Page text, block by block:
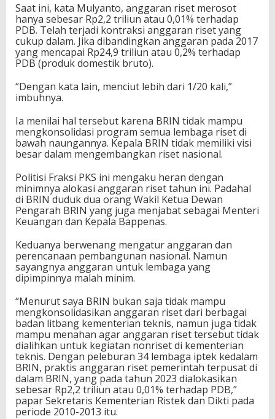
Saat ini, kata Mulyanto, anggaran riset merosot
hanya sebesar Rp2,2 triliun atau 0,01% terhadap
PDB. Telah terjadi kontraksi anggaran riset yang
cukup dalam. Jika dibandingkan anggaran pada 2017
yang mencapai Rp24,9 triliun atau 0,2% terhadap
PDB (produk domestik bruto).
“Dengan kata lain, menciut lebih dari 1/20 kali,”
imbuhnya.
Ia menilai hal tersebut karena BRIN tidak mampu
mengkonsolidasi program semua lembaga riset di
bawah naungannya. Kepala BRIN tidak memiliki visi
besar dalam mengembangkan riset nasional.
Politisi Fraksi PKS ini mengaku heran dengan
minimnya alokasi anggaran riset tahun ini. Padahal
di BRIN duduk dua orang Wakil Ketua Dewan
Pengarah BRIN yang juga menjabat sebagai Menteri
Keuangan dan Kepala Bappenas.
Keduanya berwenang mengatur anggaran dan
perencanaan pembangunan nasional. Namun
sayangnya anggaran untuk lembaga yang
dipimpinnya malah minim.
“Menurut saya BRIN bukan saja tidak mampu
mengkonsolidasikan anggaran riset dari berbagai
badan litbang kementerian teknis, namun juga tidak
mampu menahan agar anggaran riset tersebut tidak
dialihkan untuk kegiatan nonriset di kementerian
teknis. Dengan peleburan 34 lembaga iptek kedalam
BRIN, praktis anggaran riset pemerintah terpusat di
dalam BRIN, yang pada tahun 2023 dialokasikan
sebesar Rp2,2 triliun atau 0,01% terhadap PDB,”
papar Sekretaris Kementerian Ristek dan Dikti pada
periode 2010-2013 itu.